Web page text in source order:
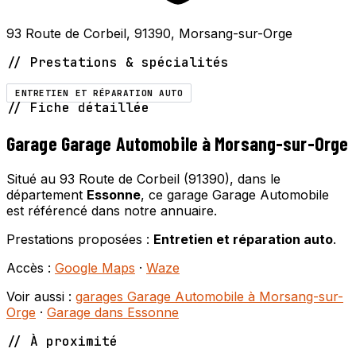
93 Route de Corbeil, 91390, Morsang-sur-Orge
// Prestations & spécialités
ENTRETIEN ET RÉPARATION AUTO
// Fiche détaillée
Garage Garage Automobile à Morsang-sur-Orge
Situé au 93 Route de Corbeil (91390), dans le
département Essonne, ce garage Garage Automobile
est référencé dans notre annuaire.
Prestations proposées : Entretien et réparation auto.
Accès : Google Maps · Waze
Voir aussi : garages Garage Automobile à Morsang-sur-
Orge · Garage dans Essonne
// À proximité